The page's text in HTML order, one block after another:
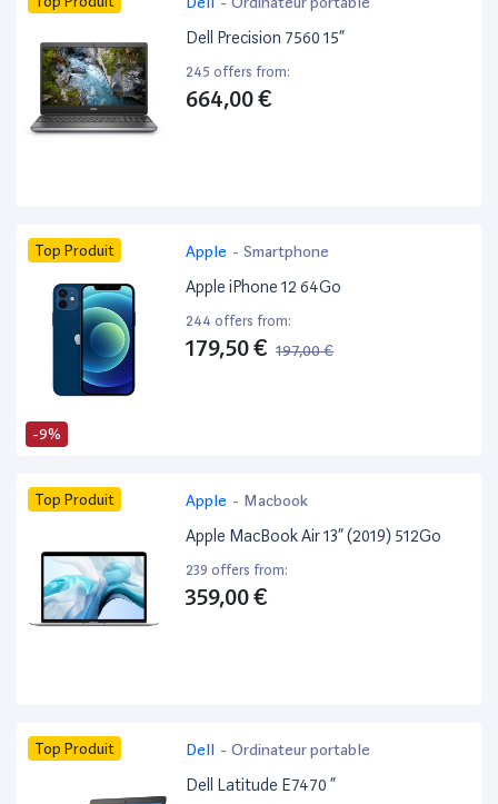
Dell Precision 7560 15”
245 offers from:
664,00 €
-9%
Top Produit Apple - Smartphone
Apple iPhone 12 64Go
244 offers from:
179,50 € 197,00 €
Top Produit Apple - Macbook
Apple MacBook Air 13” (2019) 512Go
239 offers from:
359,00 €
Top Produit Dell - Ordinateur portable
Dell Latitude E7470 ”